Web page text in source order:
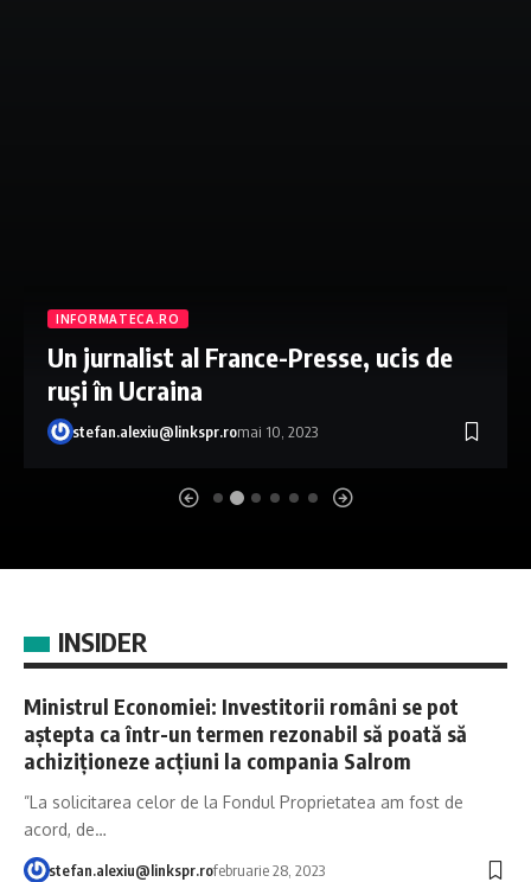
INFORMATECA.RO
Un jurnalist al France-Presse, ucis de
ruși în Ucraina
stefan.alexiu@linkspr.romai 10, 2023
INSIDER
Ministrul Economiei: Investitorii români se pot
aştepta ca într-un termen rezonabil să poată să
achiziţioneze acţiuni la compania Salrom
”La solicitarea celor de la Fondul Proprietatea am fost de
acord, de…
stefan.alexiu@linkspr.rofebruarie 28, 2023